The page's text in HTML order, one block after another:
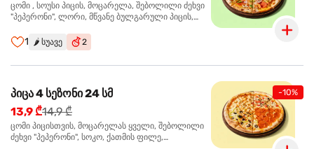
ცომი , სოუსი პიცის, მოცარელა, შებოლილი ძეხვი
"პეპერონი", ლორი, მწვანე ბულგარული პიცის,
1 🌶️ სუავე 2
-10%
პიცა 4 სეზონი 24 სმ
13,9 ₾14,9 ₾
ცომი პიცისთვის, მოცარელას ყველი, შებოლილი
ძეხვი "პეპერონი", სოკო, ქათმის ფილე,